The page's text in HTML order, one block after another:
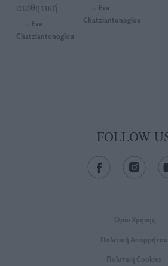
αισθητική
Eva
Chatziantonoglou
Eva
Chatziantonoglou
FOLLOW
Όροι Xρήσης
Πολιτική Απορρήτου
Πολιτική Cookies